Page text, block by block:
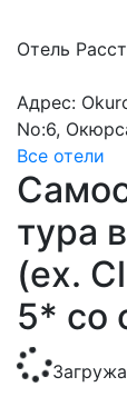
Отель
Адрес:
No:6,
Все отели
тура
(ex.
5* со